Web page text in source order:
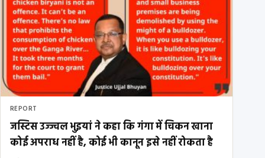
REPORT
जस्टिस उज्ज्वल भुइयां ने कहा कि गंगा में चिकन खाना
कोई अपराध नहीं है, कोई भी कानून इसे नहीं रोकता है